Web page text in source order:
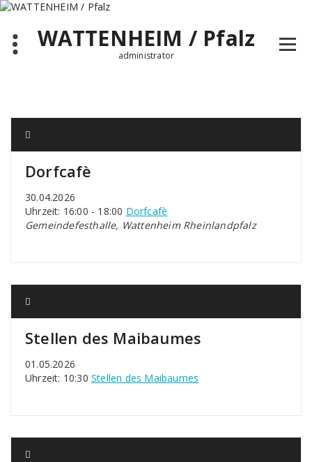
Zum
springenWATTENHEIM / Pfalz
administrator
Dorfcafè
30.04.2026
Uhrzeit: 16:00 - 18:00 Dorfcafè
Gemeindefesthalle, Wattenheim Rheinlandpfalz
Stellen des Maibaumes
01.05.2026
Uhrzeit: 10:30 Stellen des Maibaumes